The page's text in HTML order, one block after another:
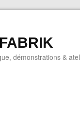
démonstrations &